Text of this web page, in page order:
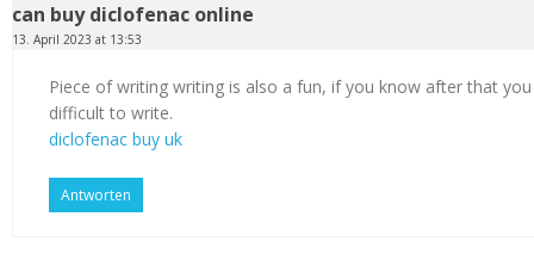
can buy diclofenac online
13. April 2023 at 13:53
Piece of writing writing is also a fun, if you know after that
difficult to write.
diclofenac buy uk
Antworten